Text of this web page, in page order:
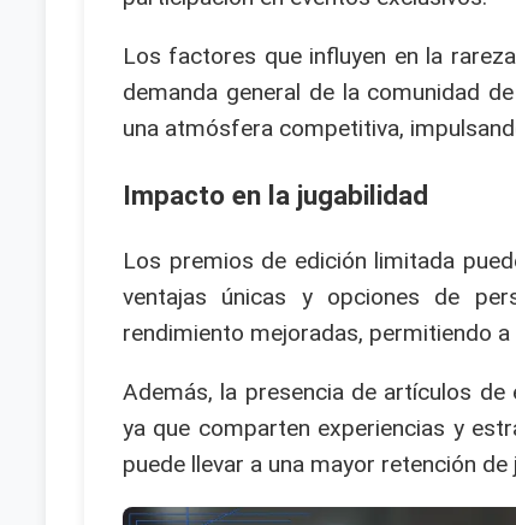
Los factores que influyen en la
demanda general de la comunidad
una atmósfera competitiva,
Impacto en la jugabilidad
Los premios de edición limitada
ventajas únicas y opciones de
rendimiento mejoradas, permitiendo
Además, la presencia de artículos
ya que comparten experiencias y
puede llevar a una mayor retención